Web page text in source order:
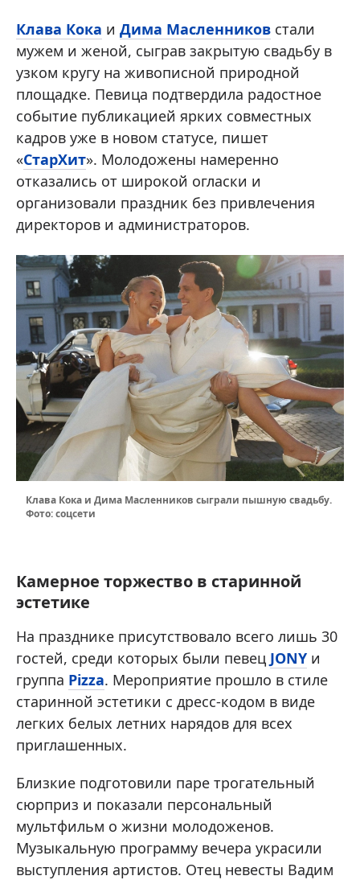
Клава Кока и Дима Масленников стали
мужем и женой, сыграв закрытую свадьбу в
узком кругу на живописной природной
площадке. Певица подтвердила радостное
событие публикацией ярких совместных
кадров уже в новом статусе, пишет
«СтарХит». Молодожены намеренно
отказались от широкой огласки и
организовали праздник без привлечения
директоров и администраторов.
Клава Кока и Дима Масленников сыграли пышную свадьбу.
Фото: соцсети
Камерное торжество в старинной
эстетике
На празднике присутствовало всего лишь 30
гостей, среди которых были певец JONY и
группа Pizza. Мероприятие прошло в стиле
старинной эстетики с дресс-кодом в виде
легких белых летних нарядов для всех
приглашенных.
Близкие подготовили паре трогательный
сюрприз и показали персональный
мультфильм о жизни молодоженов.
Музыкальную программу вечера украсили
выступления артистов. Отец невесты Вадим